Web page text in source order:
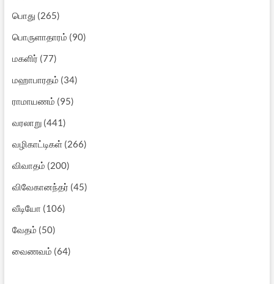
பொது (265)
பொருளாதாரம் (90)
மகளிர் (77)
மஹாபாரதம் (34)
ராமாயணம் (95)
வரலாறு(441)
வழிகாட்டிகள்(266)
விவாதம் (200)
விவேகானந்தர் (45)
வீடியோ (106)
வேதம் (50)
வைணவம் (64)